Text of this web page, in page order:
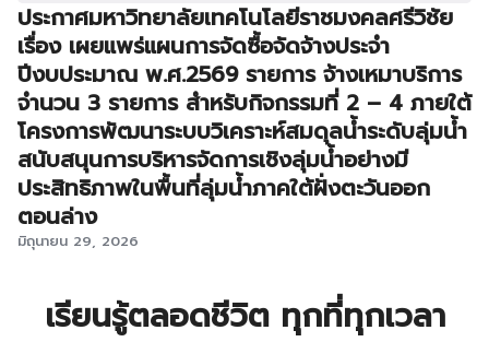
ประกาศมหาวิทยาลัยเทคโนโลยีราชมงคลศรีวิชัย
เรื่อง เผยแพร่แผนการจัดซื้อจัดจ้างประจำ
ปีงบประมาณ พ.ศ.2569 รายการ จ้างเหมาบริการ
จำนวน 3 รายการ สำหรับกิจกรรมที่ 2 – 4 ภายใต้
โครงการพัฒนาระบบวิเคราะห์สมดุลน้ำระดับลุ่มน้ำ
สนับสนุนการบริหารจัดการเชิงลุ่มน้ำอย่างมี
ประสิทธิภาพในพื้นที่ลุ่มน้ำภาคใต้ฝั่งตะวันออก
ตอนล่าง
มิถุนายน 29, 2026
เรียนรู้ตลอดชีวิต ทุกที่ทุกเวลา